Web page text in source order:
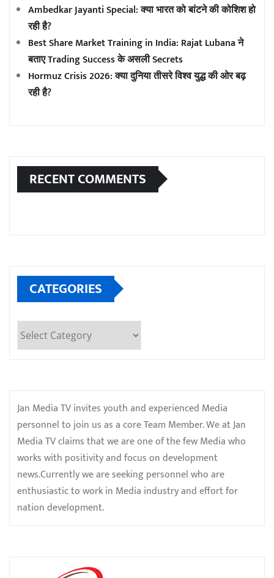
Ambedkar Jayanti Special: क्या भारत को बांटने की कोशिश हो
रही है?
Best Share Market Training in India: Rajat Lubana ने
बताए Trading Success के असली Secrets
Hormuz Crisis 2026: क्या दुनिया तीसरे विश्व युद्ध की ओर बढ़
रही है?
RECENT COMMENTS
CATEGORIES
Categories
Jan Media TV invites youth and experienced Media
personnel to join us as a core Team Member. We at Jan
Media TV claims that we are one of the few Media who
works with positivity and focus on development
news.Currently we are seeking personnel who are
enthusiastic to work in Media industry and effort for
nation development.